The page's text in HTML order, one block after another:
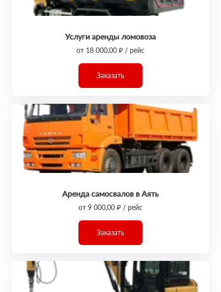
Услуги аренды ломовоза
от 18 000,00 ₽ / рейс
Заказать
Аренда самосвалов в Аять
от 9 000,00 ₽ / рейс
Заказать